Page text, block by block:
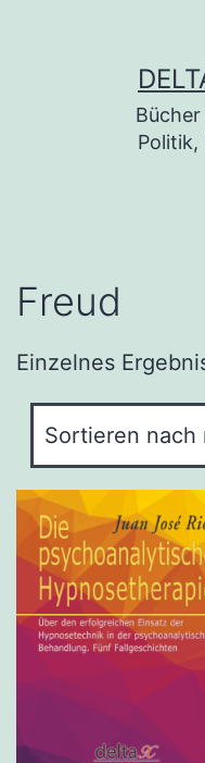
Politik,
Freud
Einzelnes